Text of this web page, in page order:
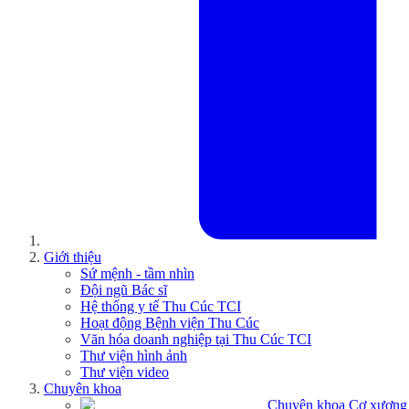
Giới thiệu
Sứ mệnh - tầm nhìn
Đội ngũ Bác sĩ
Hệ thống y tế Thu Cúc TCI
Hoạt động Bệnh viện Thu Cúc
Văn hóa doanh nghiệp tại Thu Cúc TCI
Thư viện hình ảnh
Thư viện video
Chuyên khoa
Chuyên khoa Cơ